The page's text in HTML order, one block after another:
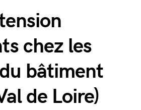
chez les
bâtiment
de Loire)